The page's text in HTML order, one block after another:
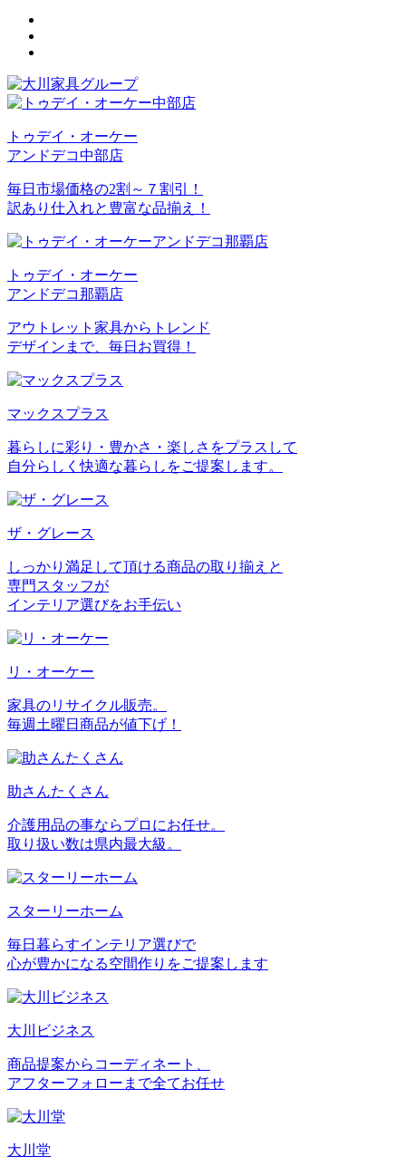
トゥデイ・オーケー
アンドデコ中部店
毎日市場価格の2割～７割引！
訳あり仕入れと豊富な品揃え！
トゥデイ・オーケー
アンドデコ那覇店
アウトレット家具からトレンド
デザインまで、毎日お買得！
マックスプラス
暮らしに彩り・豊かさ・楽しさをプラスして
自分らしく快適な暮らしをご提案します。
ザ・グレース
しっかり満足して頂ける商品の取り揃えと
専門スタッフが
インテリア選びをお手伝い
リ・オーケー
家具のリサイクル販売。
毎週土曜日商品が値下げ！
助さんたくさん
介護用品の事ならプロにお任せ。
取り扱い数は県内最大級。
スターリーホーム
毎日暮らすインテリア選びで
心が豊かになる空間作りをご提案します
大川ビジネス
商品提案からコーディネート、
アフターフォローまで全てお任せ
大川堂